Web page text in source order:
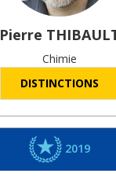
Pierre
Chimie
DISTINCTIONS
2019